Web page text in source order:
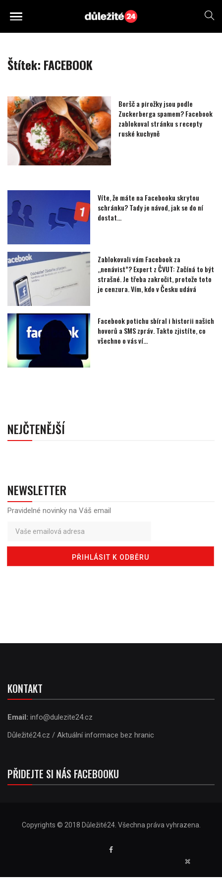
Štítek: FACEBOOK
Boršč a pirožky jsou podle
Zuckerberga spamem? Facebook
zablokoval stránku s recepty
ruské kuchyně
Víte, že máte na Facebooku skrytou
schránku? Tady je návod, jak se do ní
dostat…
Zablokovali vám Facebook za
,,nenávist”? Expert z ČVUT: Začíná to být
strašné. Je třeba zakročit, protože toto
je cenzura. Vím, kdo v Česku udává
Facebook potichu sbíral i historii našich
hovorů a SMS zpráv. Takto zjistíte, co
všechno o vás ví…
NEJČTENĚJŠÍ
NEWSLETTER
Pravidelné novinky na Váš email
KONTAKT
Email: info@dulezite24.cz
Důležité24.cz / Aktuální informace bez hranic
PŘIDEJTE SI NÁS FACEBOOKU
Copyrights © 2018 Důležité24. Všechna práva vyhrazena.